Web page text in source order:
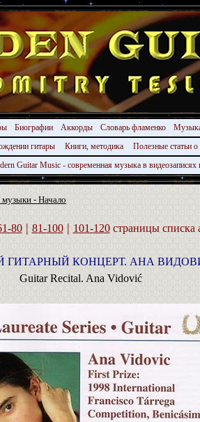
Биографии Аккорды Словарь фламенко
гитары
Книги, методика
Полезные статьи
Guitar Music - современная музыка в видеозаписях
- Начало
1-80 | 81-100 | 101-120страницы списка
ГИТАРНЫЙ КОНЦЕРТ. АНА
Guitar Recital. Ana Vidović